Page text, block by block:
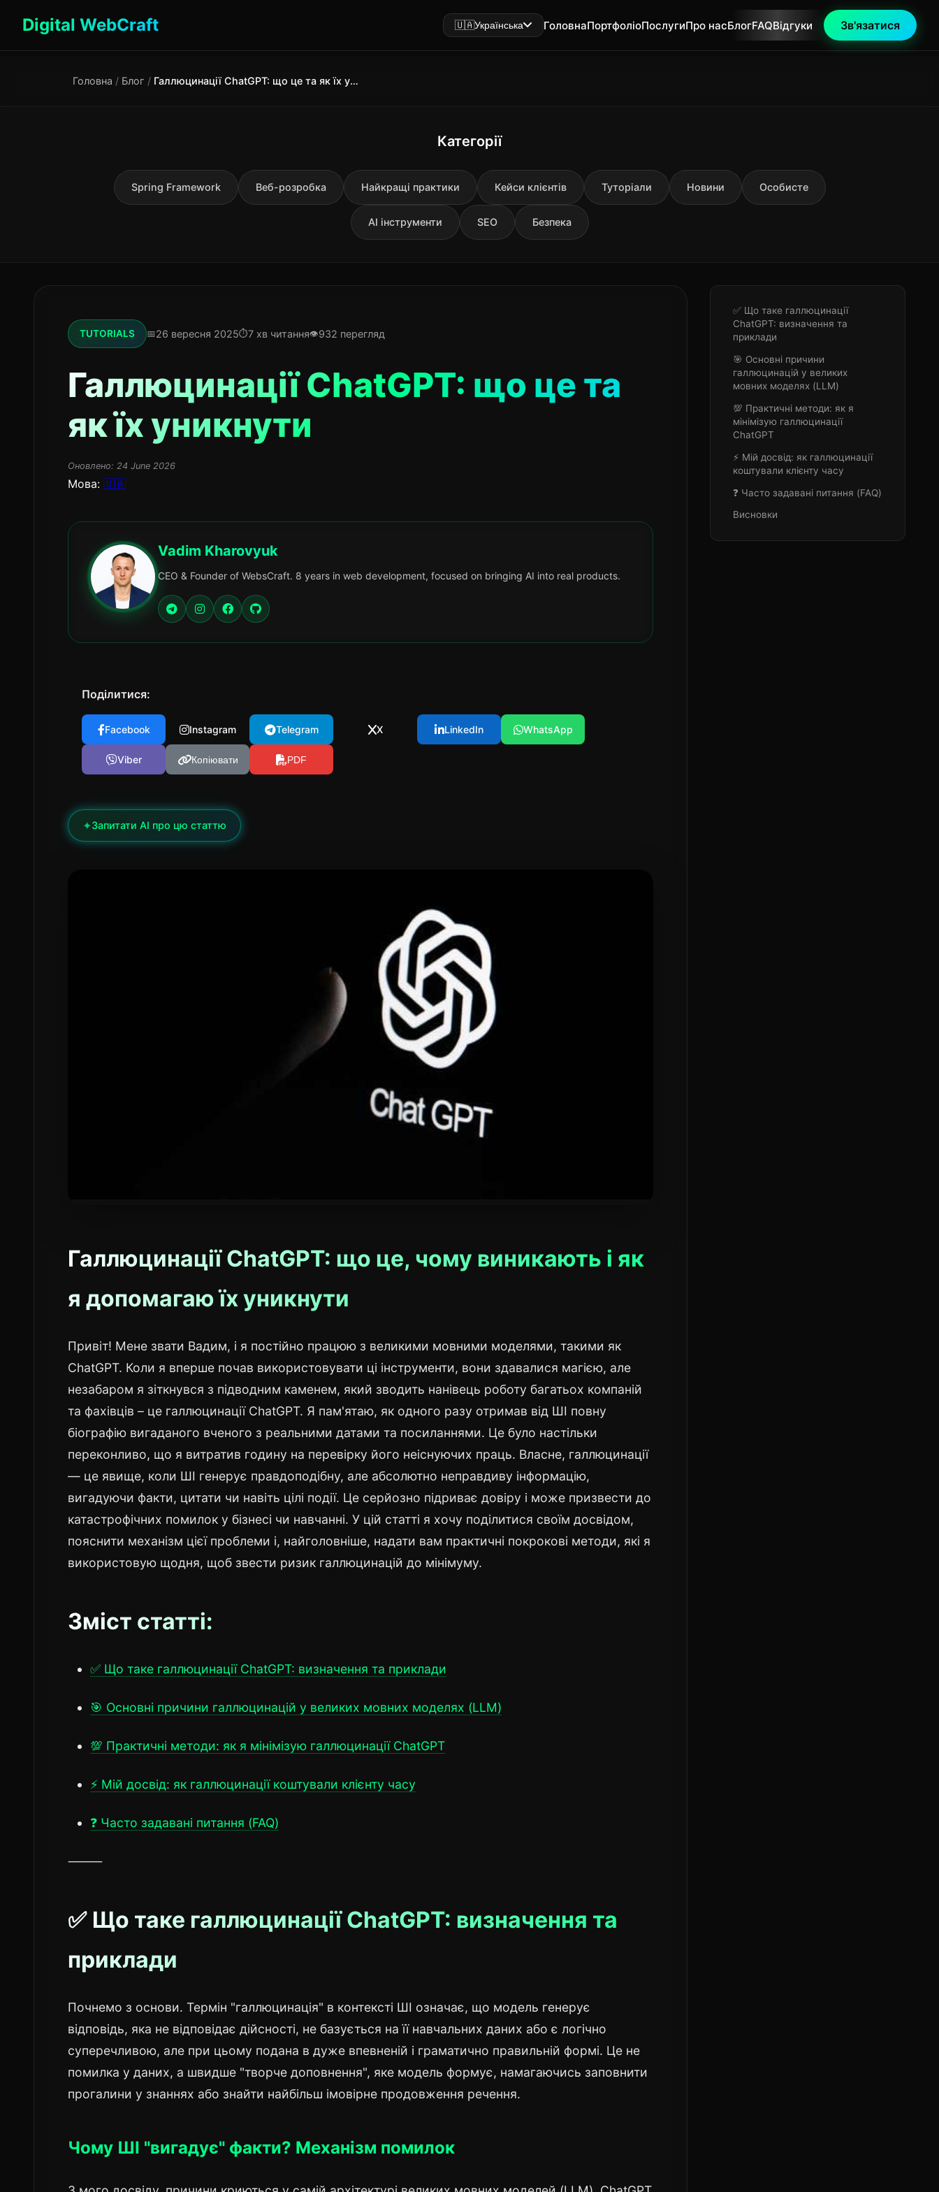
Digital WebCraft 🇺🇦Українська ГоловнаПортфоліоПослугиПро насБлогFAQВідгуки Зв'язатися
Головна / Блог / Галлюцинації ChatGPT: що це та як їх уникнути
Категорії
Spring Framework Веб-розробка Найкращі практики Кейси клієнтів Туторіали Новини Особисте
AI інструменти SEO Безпека
TUTORIALS 26 вересня 2025 7 хв читання 932 перегляд
Галлюцинації ChatGPT: що це та
як їх уникнути
Оновлено: 24 June 2026
Мова: 🇺🇦
Vadim Kharovyuk
CEO & Founder of WebsCraft. 8 years in web development, focused on bringing AI into real products.
Поділитися:
Facebook Instagram Telegram X LinkedIn WhatsApp
Viber Копіювати PDF
✦Запитати AI про цю статтю
Галлюцинації ChatGPT: що це, чому виникають і як
я допомагаю їх уникнути
Привіт! Мене звати Вадим, і я постійно працюю з великими мовними моделями, такими як
ChatGPT. Коли я вперше почав використовувати ці інструменти, вони здавалися магією, але
незабаром я зіткнувся з підводним каменем, який зводить нанівець роботу багатьох компаній
та фахівців – це галлюцинації ChatGPT. Я пам'ятаю, як одного разу отримав від ШІ повну
біографію вигаданого вченого з реальними датами та посиланнями. Це було настільки
переконливо, що я витратив годину на перевірку його неіснуючих праць. Власне, галлюцинації
— це явище, коли ШІ генерує правдоподібну, але абсолютно неправдиву інформацію,
вигадуючи факти, цитати чи навіть цілі події. Це серйозно підриває довіру і може призвести до
катастрофічних помилок у бізнесі чи навчанні. У цій статті я хочу поділитися своїм досвідом,
пояснити механізм цієї проблеми і, найголовніше, надати вам практичні покрокові методи, які я
використовую щодня, щоб звести ризик галлюцинацій до мінімуму.
Зміст статті:
✅ Що таке галлюцинації ChatGPT: визначення та приклади
🎯 Основні причини галлюцинацій у великих мовних моделях (LLM)
💯 Практичні методи: як я мінімізую галлюцинації ChatGPT
⚡ Мій досвід: як галлюцинації коштували клієнту часу
❓ Часто задавані питання (FAQ)
⸻
✅ Що таке галлюцинації ChatGPT: визначення та
приклади
Почнемо з основи. Термін "галлюцинація" в контексті ШІ означає, що модель генерує
відповідь, яка не відповідає дійсності, не базується на її навчальних даних або є логічно
суперечливою, але при цьому подана в дуже впевненій і граматично правильній формі. Це не
помилка у даних, а швидше "творче доповнення", яке модель формує, намагаючись заповнити
прогалини у знаннях або знайти найбільш імовірне продовження речення.
Чому ШІ "вигадує" факти? Механізм помилок
✅ Що таке галлюцинації
ChatGPT: визначення та
приклади
🎯 Основні причини
галлюцинацій у великих
мовних моделях (LLM)
💯 Практичні методи: як я
мінімізую галлюцинації
ChatGPT
⚡ Мій досвід: як галлюцинації
коштували клієнту часу
❓ Часто задавані питання (FAQ)
Висновки